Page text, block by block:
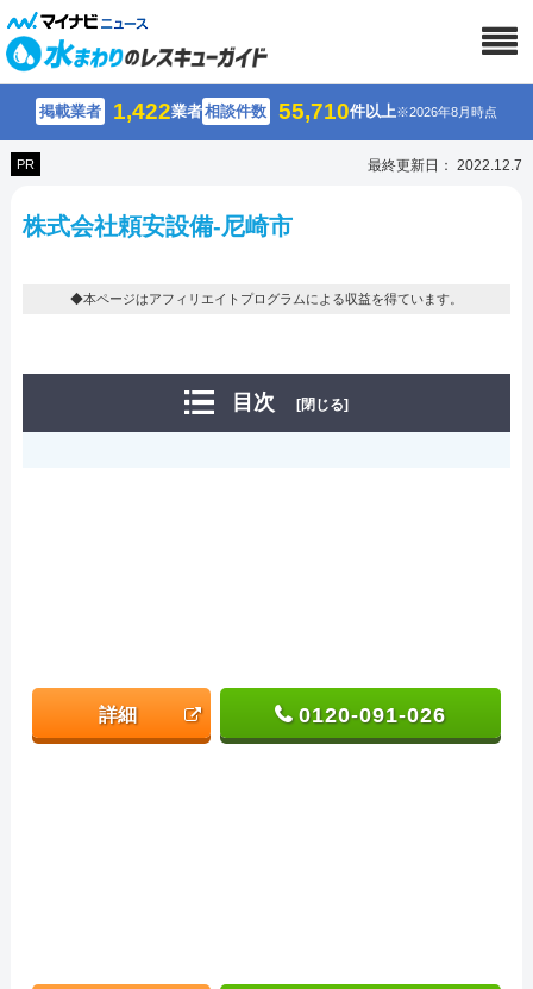
掲載業者 1,422業者相談件数 55,710件以上※2026年8月時点
PR 最終更新日： 2022.12.7
株式会社頼安設備-尼崎市
◆本ページはアフィリエイトプログラムによる収益を得ています。
目次 [閉じる]
詳細 0120-091-026